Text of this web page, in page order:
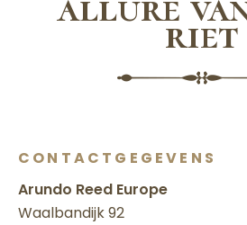
riet
CONTACTGEGEVENS
Arundo Reed Europe
Waalbandijk 92